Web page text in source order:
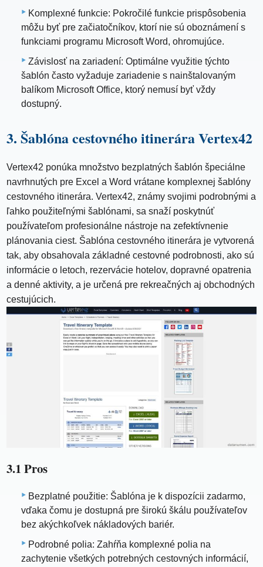
Komplexné funkcie: Pokročilé funkcie prispôsobenia
môžu byť pre začiatočníkov, ktorí nie sú oboznámení s
funkciami programu Microsoft Word, ohromujúce.
Závislosť na zariadení: Optimálne využitie týchto
šablón často vyžaduje zariadenie s nainštalovaným
balíkom Microsoft Office, ktorý nemusí byť vždy
dostupný.
3. Šablóna cestovného itinerára Vertex42
Vertex42 ponúka množstvo bezplatných šablón špeciálne
navrhnutých pre Excel a Word vrátane komplexnej šablóny
cestovného itinerára. Vertex42, známy svojimi podrobnými a
ľahko použiteľnými šablónami, sa snaží poskytnúť
používateľom profesionálne nástroje na zefektívnenie
plánovania ciest. Šablóna cestovného itinerára je vytvorená
tak, aby obsahovala základné cestovné podrobnosti, ako sú
informácie o letoch, rezervácie hotelov, dopravné opatrenia
a denné aktivity, a je určená pre rekreačných aj obchodných
cestujúcich.
3.1 Pros
Bezplatné použitie: Šablóna je k dispozícii zadarmo,
vďaka čomu je dostupná pre širokú škálu používateľov
bez akýchkoľvek nákladových bariér.
Podrobné polia: Zahŕňa komplexné polia na
zachytenie všetkých potrebných cestovných informácií,